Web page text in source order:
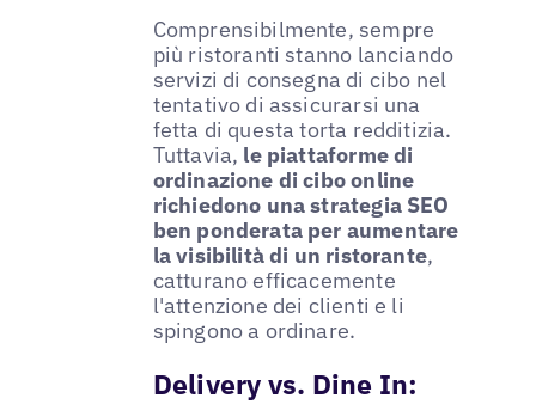
Comprensibilmente, sempre
più ristoranti stanno lanciando
servizi di consegna di cibo nel
tentativo di assicurarsi una
fetta di questa torta redditizia.
Tuttavia, le piattaforme di
ordinazione di cibo online
richiedono una strategia SEO
ben ponderata per aumentare
la visibilità di un ristorante,
catturano efficacemente
l'attenzione dei clienti e li
spingono a ordinare.
Delivery vs. Dine In: